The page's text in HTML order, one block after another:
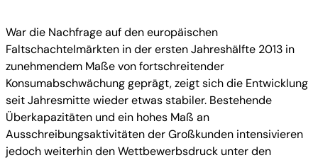
War die Nachfrage auf den europäischen
Faltschachtelmärkten in der ersten Jahreshälfte 2013 in
zunehmendem Maße von fortschreitender
Konsumabschwächung geprägt, zeigt sich die Entwicklung
seit Jahresmitte wieder etwas stabiler. Bestehende
Überkapazitäten und ein hohes Maß an
Ausschreibungsaktivitäten der Großkunden intensivieren
jedoch weiterhin den Wettbewerbsdruck unter den